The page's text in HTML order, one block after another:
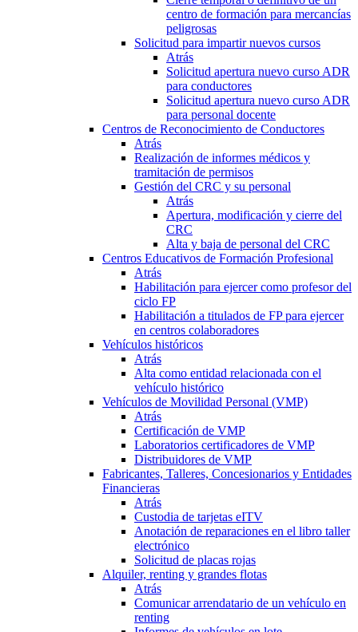
centro de formación para mercancías
peligrosas
Solicitud para impartir nuevos cursos
Atrás
Solicitud apertura nuevo curso ADR
para conductores
Solicitud apertura nuevo curso ADR
para personal docente
Centros de Reconocimiento de Conductores
Atrás
Realización de informes médicos y
tramitación de permisos
Gestión del CRC y su personal
Atrás
Apertura, modificación y cierre del
CRC
Alta y baja de personal del CRC
Centros Educativos de Formación Profesional
Atrás
Habilitación para ejercer como profesor del
ciclo FP
Habilitación a titulados de FP para ejercer
en centros colaboradores
Vehículos históricos
Atrás
Alta como entidad relacionada con el
vehículo histórico
Vehículos de Movilidad Personal (VMP)
Atrás
Certificación de VMP
Laboratorios certificadores de VMP
Distribuidores de VMP
Fabricantes, Talleres, Concesionarios y Entidades
Financieras
Atrás
Custodia de tarjetas eITV
Anotación de reparaciones en el libro taller
electrónico
Solicitud de placas rojas
Alquiler, renting y grandes flotas
Atrás
Comunicar arrendatario de un vehículo en
renting